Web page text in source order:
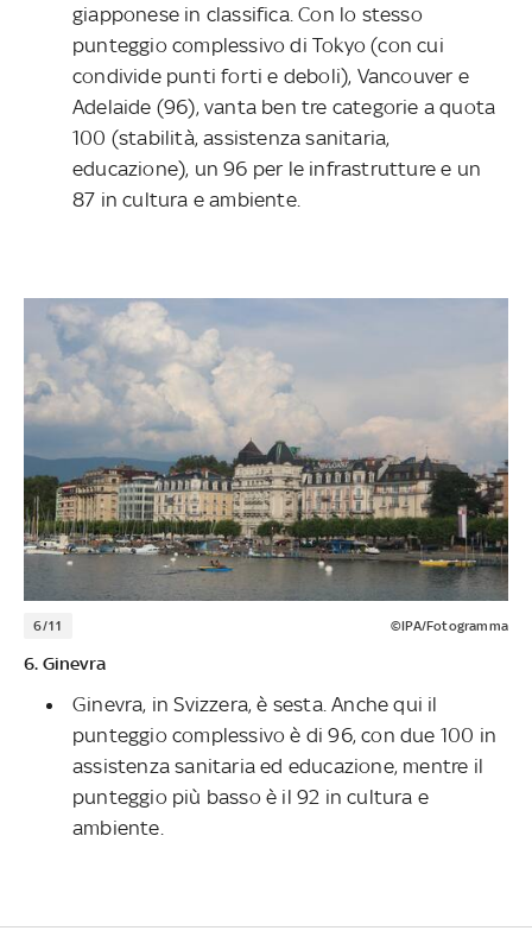
giapponese in classifica. Con lo stesso
punteggio complessivo di Tokyo (con cui
condivide punti forti e deboli), Vancouver e
Adelaide (96), vanta ben tre categorie a quota
100 (stabilità, assistenza sanitaria,
educazione), un 96 per le infrastrutture e un
87 in cultura e ambiente.
6/11 ©IPA/Fotogramma
6. Ginevra
Ginevra, in Svizzera, è sesta. Anche qui il
punteggio complessivo è di 96, con due 100 in
assistenza sanitaria ed educazione, mentre il
punteggio più basso è il 92 in cultura e
ambiente.